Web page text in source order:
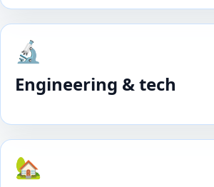
🔬
Engineering & tech
🏡